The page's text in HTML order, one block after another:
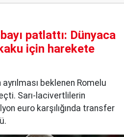
patlattı: Dünyaca
için harekete
beklenen Romelu
Sarı-lacivertlilerin
euro karşılığında transfer